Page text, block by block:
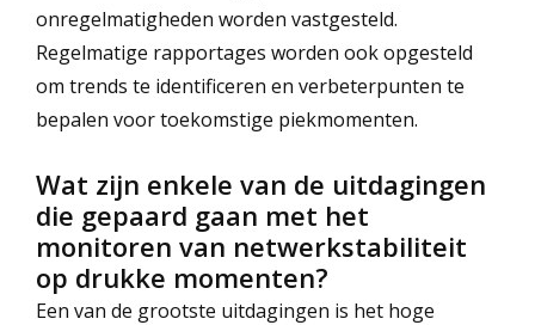
onregelmatigheden worden vastgesteld.
Regelmatige rapportages worden ook opgesteld
om trends te identificeren en verbeterpunten te
bepalen voor toekomstige piekmomenten.
Wat zijn enkele van de uitdagingen
die gepaard gaan met het
monitoren van netwerkstabiliteit
op drukke momenten?
Een van de grootste uitdagingen is het hoge